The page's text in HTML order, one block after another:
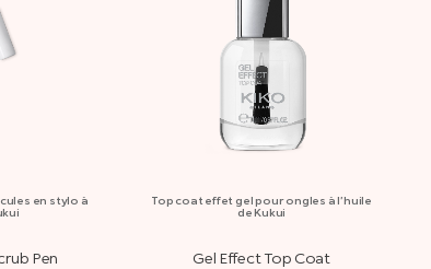
en stylo à
Pen
Top coat effet gel pour ongles à l’huile
de Kukui
Gel Effect Top Coat